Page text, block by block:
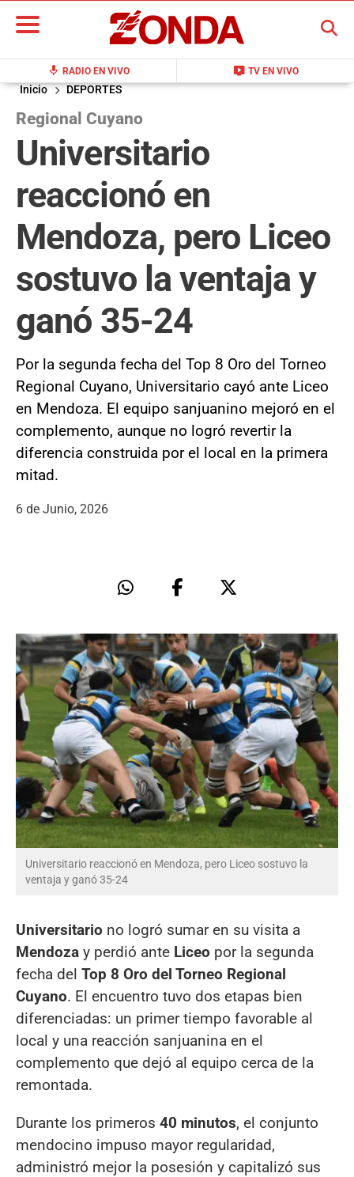
mic RADIO EN VIVO live_tv TV EN VIVO
BUSCAR
Inicio DEPORTES
Regional Cuyano
Universitario
reaccionó en
Mendoza, pero Liceo
sostuvo la ventaja y
ganó 35-24
Por la segunda fecha del Top 8 Oro del Torneo
Regional Cuyano, Universitario cayó ante Liceo
en Mendoza. El equipo sanjuanino mejoró en el
complemento, aunque no logró revertir la
diferencia construida por el local en la primera
mitad.
6 de Junio, 2026
Universitario reaccionó en Mendoza, pero Liceo sostuvo la
ventaja y ganó 35-24
Universitario no logró sumar en su visita a
Mendoza y perdió ante Liceo por la segunda
fecha del Top 8 Oro del Torneo Regional
Cuyano. El encuentro tuvo dos etapas bien
diferenciadas: un primer tiempo favorable al
local y una reacción sanjuanina en el
complemento que dejó al equipo cerca de la
remontada.
Durante los primeros 40 minutos, el conjunto
mendocino impuso mayor regularidad,
administró mejor la posesión y capitalizó sus